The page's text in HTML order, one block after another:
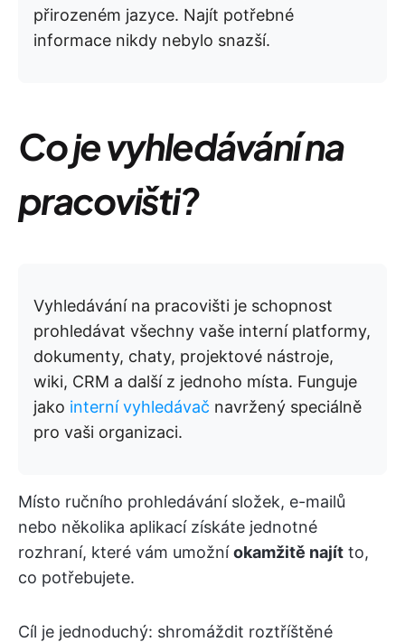
přirozeném jazyce. Najít potřebné
informace nikdy nebylo snazší.
Co je vyhledávání na
pracovišti?
Vyhledávání na pracovišti je schopnost
prohledávat všechny vaše interní platformy,
dokumenty, chaty, projektové nástroje,
wiki, CRM a další z jednoho místa. Funguje
jako interní vyhledávač navržený speciálně
pro vaši organizaci.
Místo ručního prohledávání složek, e-mailů
nebo několika aplikací získáte jednotné
rozhraní, které vám umožníokamžitě najít to,
co potřebujete.
Cíl je jednoduchý: shromáždit roztříštěné